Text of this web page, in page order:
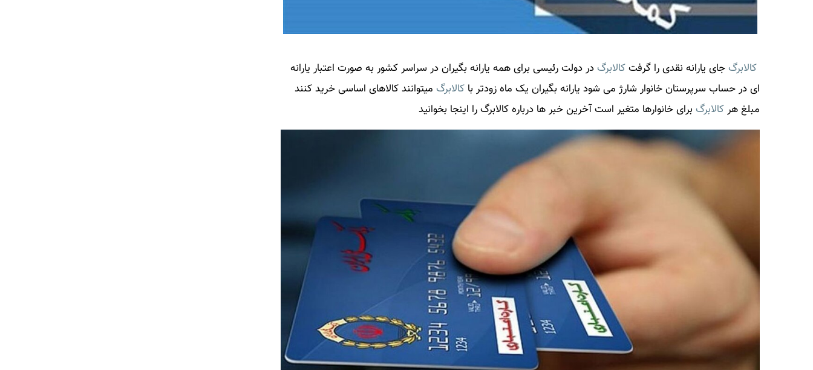
کالابرگ جای یارانه نقدی را گرفتکالابرگ در دولت رئیسی برای همه یارانه بگیران در سراسر کشور به صورت اعتبار یارانه
ای در حساب سرپرستان خانوار شارژ می شود یارانه بگیران یک ماه زودتر با کالابرگ میتوانند کالاهای اساسی خرید کنند
مبلغ هر کالابرگ برای خانوارها متغیر است آخرین خبر ها دربارهکالابرگرا اینجا بخوانید